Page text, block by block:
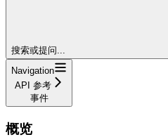
搜索或提问...
Navigation
API 参考
事件
概览